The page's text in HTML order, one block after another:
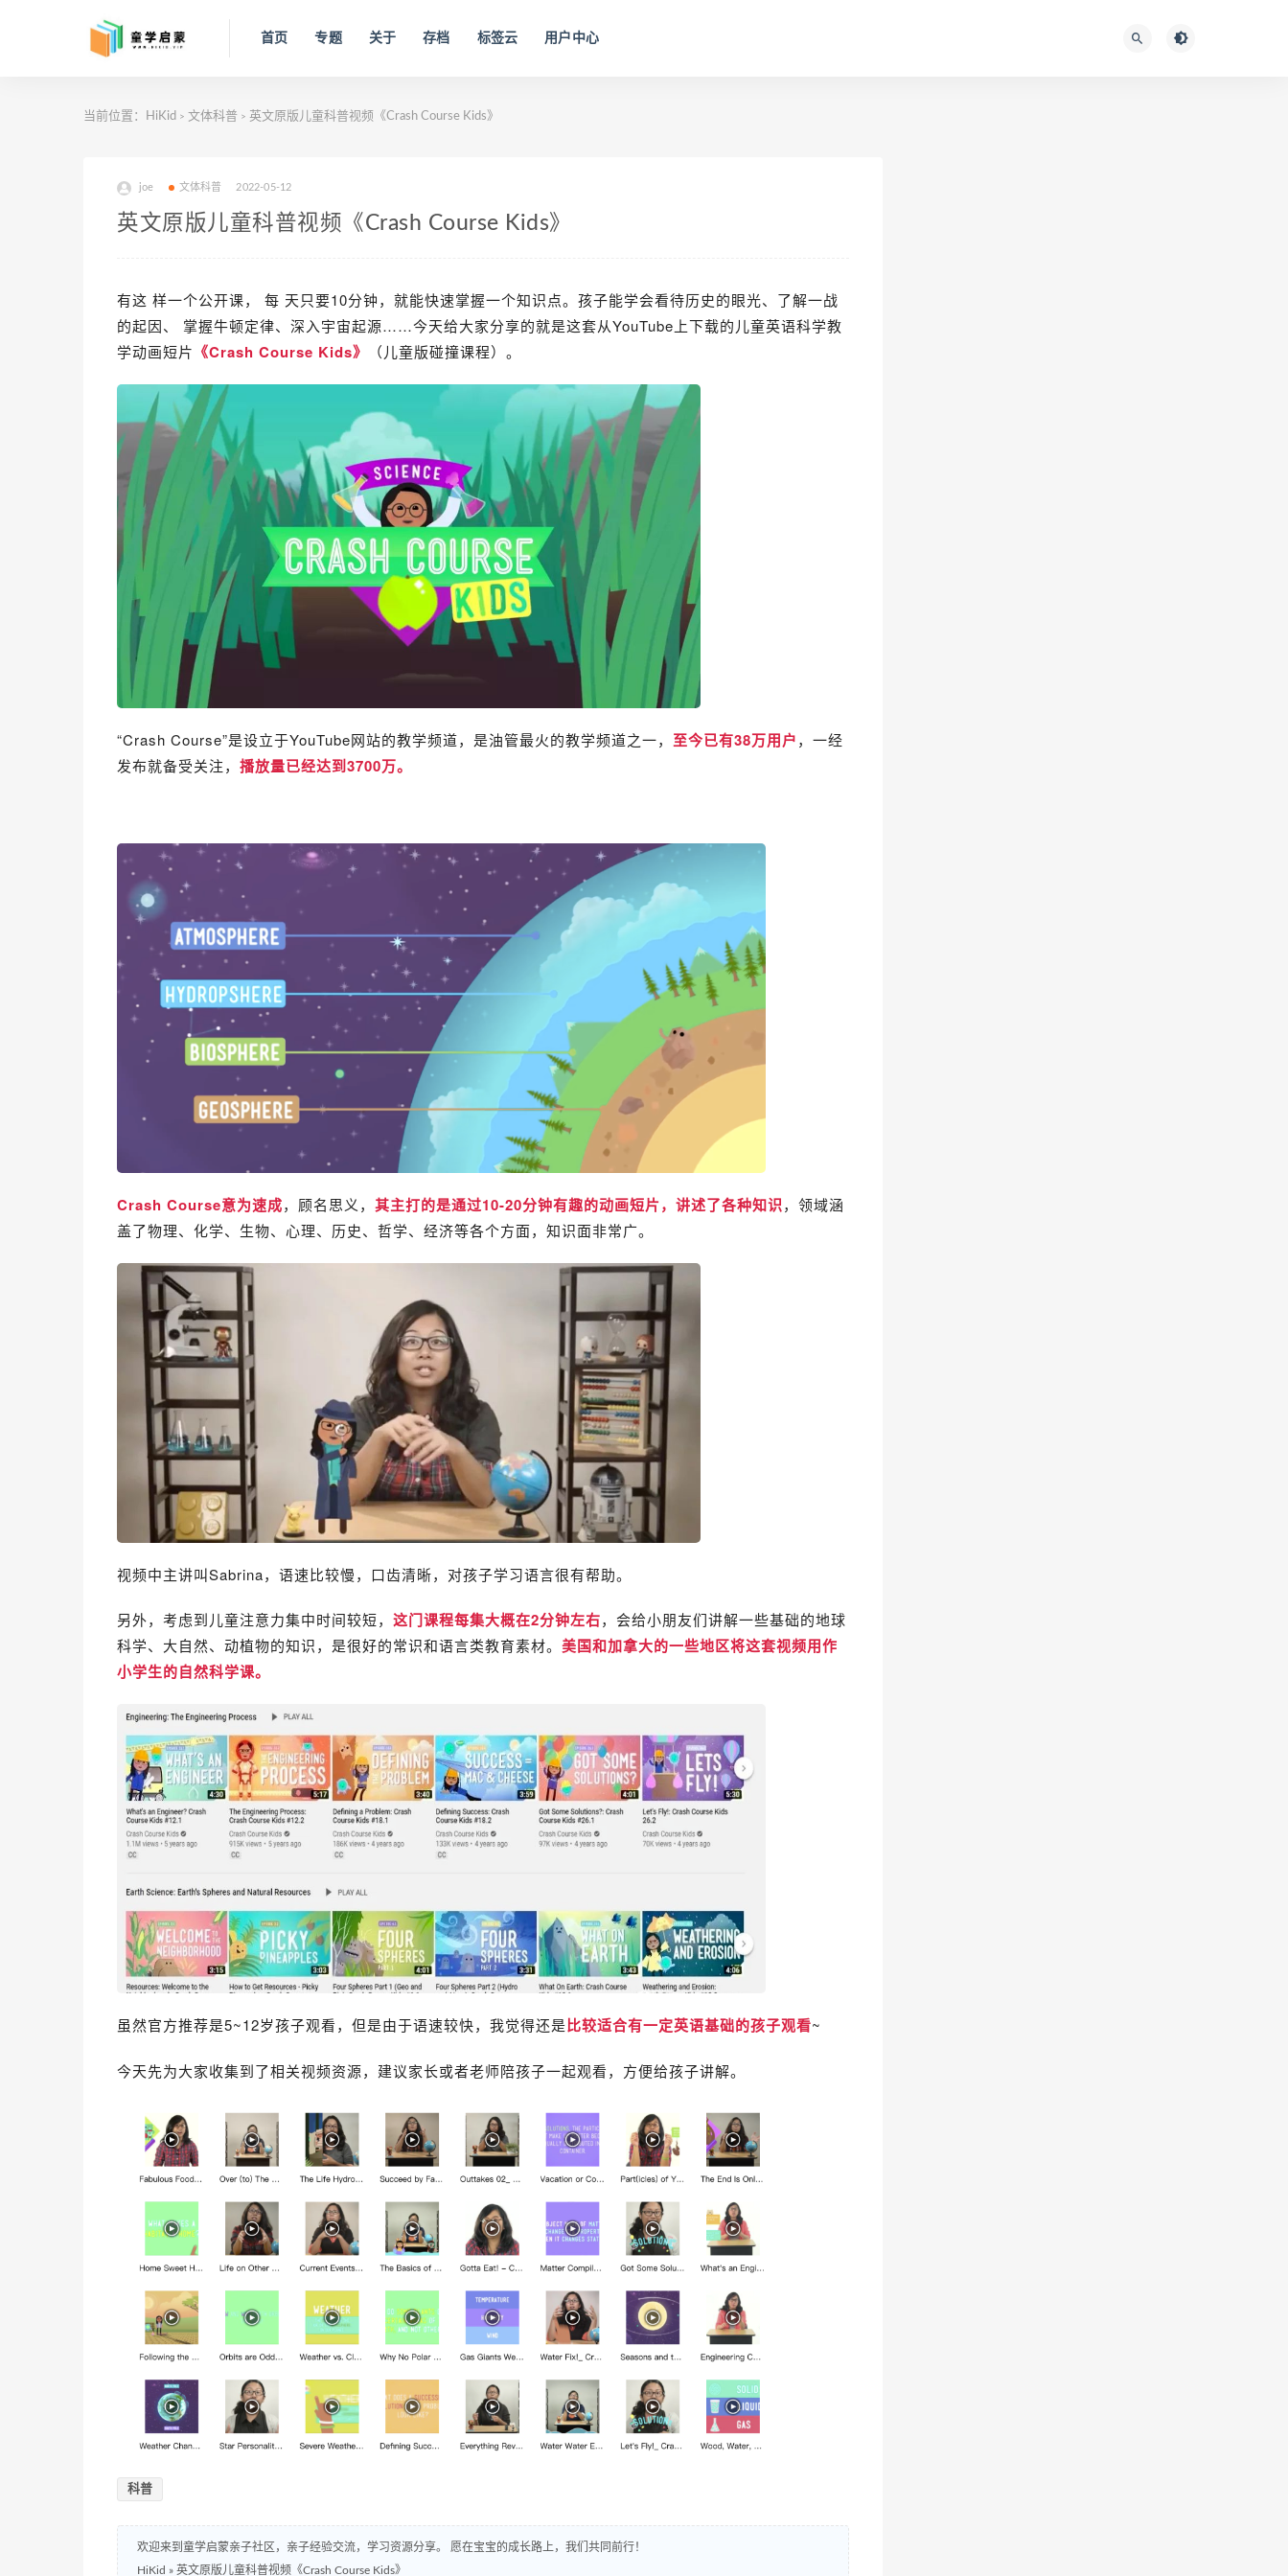
首页 专题 关于 存档 标签云 用户中心
当前位置： HiKid > 文体科普 > 英文原版儿童科普视频《Crash Course Kids》
joe 文体科普 2022-05-12
英文原版儿童科普视频《Crash Course Kids》
有这 样一个公开课， 每 天只要10分钟，就能快速掌握一个知识点。孩子能学会看待历史的眼光、了解一战
的起因、 掌握牛顿定律、深入宇宙起源……今天给大家分享的就是这套从YouTube上下载的儿童英语科学教
学动画短片 《Crash Course Kids》 （儿童版碰撞课程）。
“Crash Course”是设立于YouTube网站的教学频道，是油管最火的教学频道之一， 至今已有38万用户，一经
发布就备受关注， 播放量已经达到3700万。
Crash Course意为速成，顾名思义， 其主打的是通过10-20分钟有趣的动画短片，讲述了各种知识，领域涵
盖了物理、化学、生物、心理、历史、哲学、经济等各个方面，知识面非常广。
视频中主讲叫Sabrina，语速比较慢，口齿清晰，对孩子学习语言很有帮助。
另外，考虑到儿童注意力集中时间较短， 这门课程每集大概在2分钟左右，会给小朋友们讲解一些基础的地球
科学、大自然、动植物的知识，是很好的常识和语言类教育素材。 美国和加拿大的一些地区将这套视频用作
小学生的自然科学课。
虽然官方推荐是5~12岁孩子观看，但是由于语速较快，我觉得还是比较适合有一定英语基础的孩子观看~
今天先为大家收集到了相关视频资源，建议家长或者老师陪孩子一起观看，方便给孩子讲解。
科普
欢迎来到童学启蒙亲子社区，亲子经验交流，学习资源分享。 愿在宝宝的成长路上，我们共同前行！
HiKid » 英文原版儿童科普视频《Crash Course Kids》